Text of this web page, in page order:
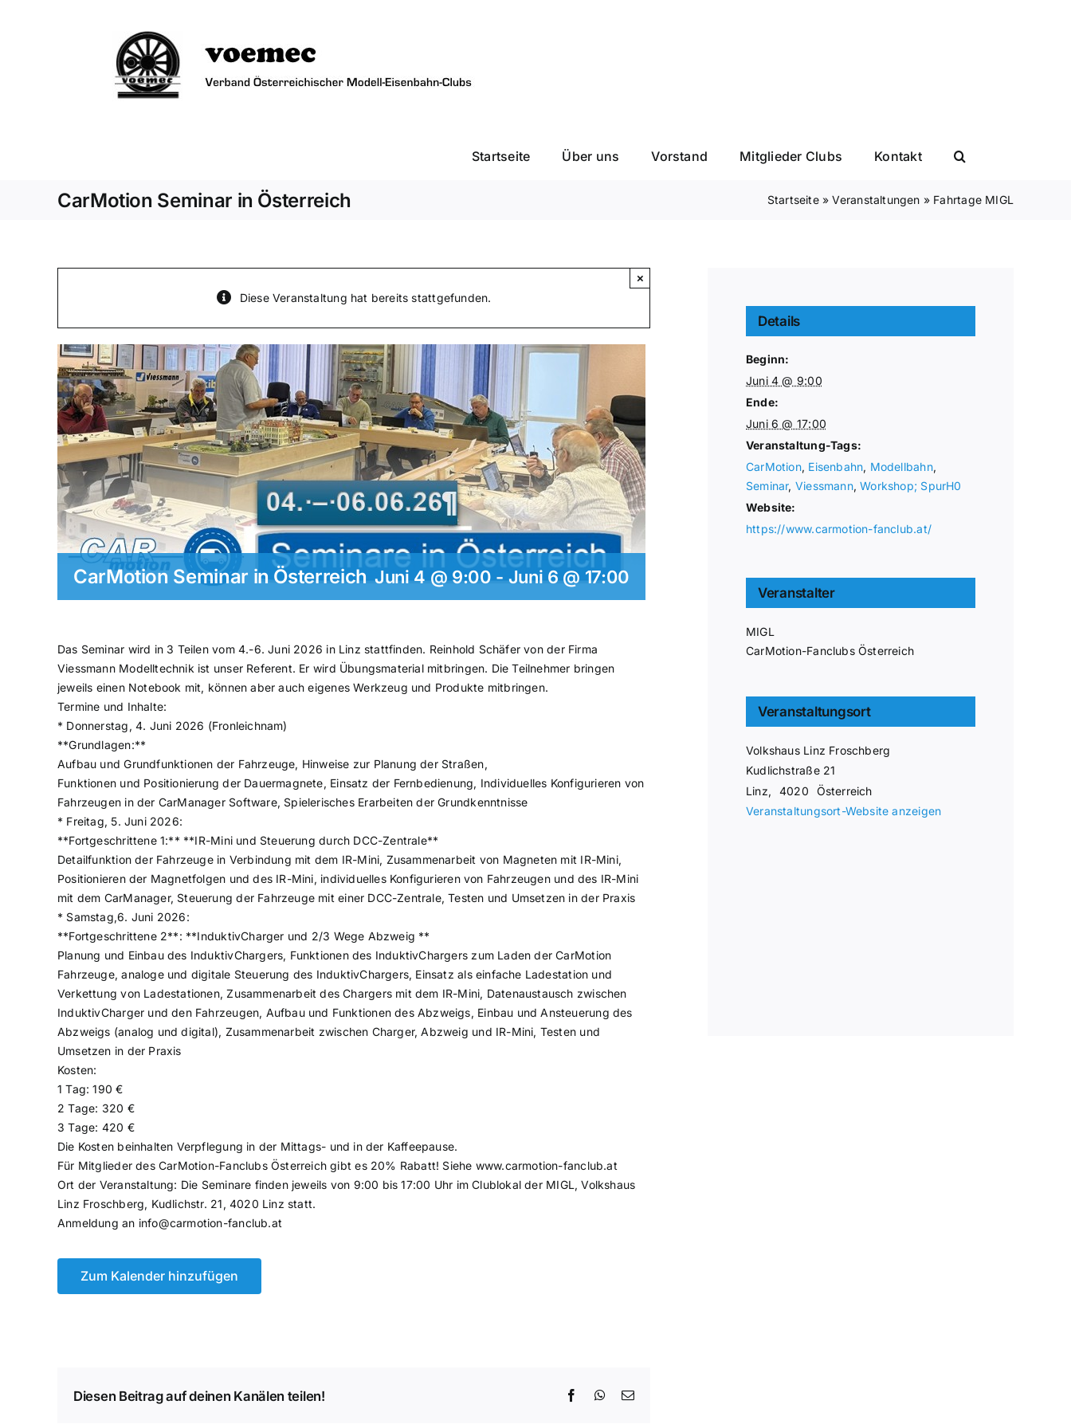
Startseite Über uns Vorstand Mitglieder Clubs Kontakt
CarMotion Seminar in Österreich Startseite»Veranstaltungen » Fahrtage MIGL
Diese Veranstaltung hat bereits stattgefunden.
×
CarMotion Seminar in Österreich Juni 4 @ 9:00-Juni 6 @ 17:00
Das Seminar wird in 3 Teilen vom 4.-6. Juni 2026 in Linz stattfinden. Reinhold Schäfer von der Firma
Viessmann Modelltechnik ist unser Referent. Er wird Übungsmaterial mitbringen. Die Teilnehmer bringen
jeweils einen Notebook mit, können aber auch eigenes Werkzeug und Produkte mitbringen.
Termine und Inhalte:
* Donnerstag, 4. Juni 2026 (Fronleichnam)
**Grundlagen:**
Aufbau und Grundfunktionen der Fahrzeuge, Hinweise zur Planung der Straßen,
Funktionen und Positionierung der Dauermagnete, Einsatz der Fernbedienung, Individuelles Konfigurieren von
Fahrzeugen in der CarManager Software, Spielerisches Erarbeiten der Grundkenntnisse
* Freitag, 5. Juni 2026:
**Fortgeschrittene 1:** **IR-Mini und Steuerung durch DCC-Zentrale**
Detailfunktion der Fahrzeuge in Verbindung mit dem IR-Mini, Zusammenarbeit von Magneten mit IR-Mini,
Positionieren der Magnetfolgen und des IR-Mini, individuelles Konfigurieren von Fahrzeugen und des IR-Mini
mit dem CarManager, Steuerung der Fahrzeuge mit einer DCC-Zentrale, Testen und Umsetzen in der Praxis
* Samstag,6. Juni 2026:
**Fortgeschrittene 2**: **InduktivCharger und 2/3 Wege Abzweig **
Planung und Einbau des InduktivChargers, Funktionen des InduktivChargers zum Laden der CarMotion
Fahrzeuge, analoge und digitale Steuerung des InduktivChargers, Einsatz als einfache Ladestation und
Verkettung von Ladestationen, Zusammenarbeit des Chargers mit dem IR-Mini, Datenaustausch zwischen
InduktivCharger und den Fahrzeugen, Aufbau und Funktionen des Abzweigs, Einbau und Ansteuerung des
Abzweigs (analog und digital), Zusammenarbeit zwischen Charger, Abzweig und IR-Mini, Testen und
Umsetzen in der Praxis
Kosten:
1 Tag: 190 €
2 Tage: 320 €
3 Tage: 420 €
Die Kosten beinhalten Verpflegung in der Mittags- und in der Kaffeepause.
Für Mitglieder des CarMotion-Fanclubs Österreich gibt es 20% Rabatt! Siehe www.carmotion-fanclub.at
Ort der Veranstaltung: Die Seminare finden jeweils von 9:00 bis 17:00 Uhr im Clublokal der MIGL, Volkshaus
Linz Froschberg, Kudlichstr. 21, 4020 Linz statt.
Anmeldung an info@carmotion-fanclub.at
Zum Kalender hinzufügen
Diesen Beitrag auf deinen Kanälen teilen! FacebookWhatsApp
E-
Details
Beginn:
Juni 4 @ 9:00
Ende:
Juni 6 @ 17:00
Veranstaltung-Tags:
CarMotion, Eisenbahn, Modellbahn,
Seminar, Viessmann,Workshop; SpurH0
Website:
https://www.carmotion-fanclub.at/
Veranstalter
MIGL
CarMotion-Fanclubs Österreich
Veranstaltungsort
Volkshaus Linz Froschberg
Kudlichstraße 21
Linz, 4020
Österreich
Veranstaltungsort-Website anzeigen